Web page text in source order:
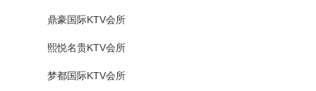
鼎豪国际KTV会所
熙悦名贵KTV会所
梦都国际KTV会所